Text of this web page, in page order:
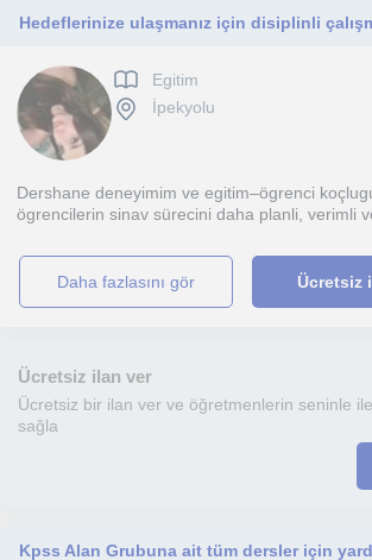
Egitim
İpekyolu
Dershane deneyimim ve egitim–ögrenci
ögrencilerin sinav sürecini daha planli, verimli
daha fazlasını gör Ücretsiz
Ücretsiz ilan ver
Ücretsiz bir ilan ver ve öğretmenlerin seninle
sağla
Kpss Alan Grubuna ait tüm dersler için